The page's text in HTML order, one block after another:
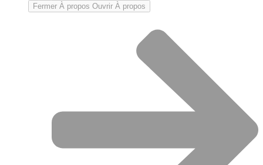
Fermer À propos Ouvrir À propos